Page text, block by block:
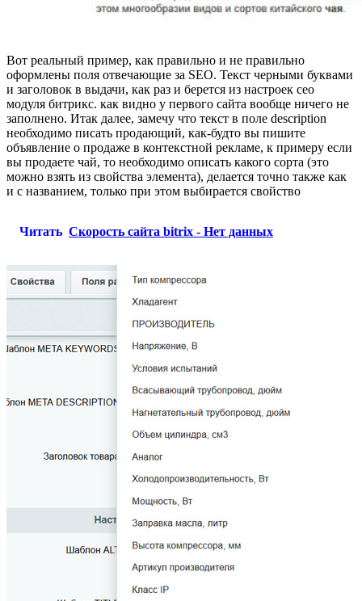
Вот реальный пример, как правильно и не правильно
оформлены поля отвечающие за SEO. Текст черными буквами
и заголовок в выдачи, как раз и берется из настроек сео
модуля битрикс. как видно у первого сайта вообще ничего не
заполнено. Итак далее, замечу что текст в поле description
необходимо писать продающий, как-будто вы пишите
объявление о продаже в контекстной рекламе, к примеру если
вы продаете чай, то необходимо описать какого сорта (это
можно взять из свойства элемента), делается точно также как
и с названием, только при этом выбирается свойство
Читать Скорость сайта bitrix - Нет данных